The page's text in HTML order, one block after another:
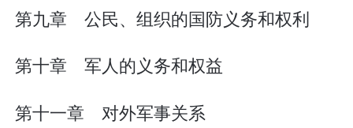
第九章 公民、组织的国防义务和权利
第十章 军人的义务和权益
第十一章 对外军事关系